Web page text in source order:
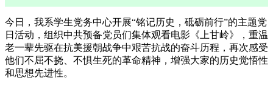
今日，我系学生党务中心开展“铭记历史，砥砺前行”的主题党
日活动，组织中共预备党员们集体观看电影《上甘岭》，重温
老一辈先驱在抗美援朝战争中艰苦抗战的奋斗历程，再次感受
他们不屈不挠、不惧生死的革命精神，增强大家的历史觉悟性
和思想先进性。